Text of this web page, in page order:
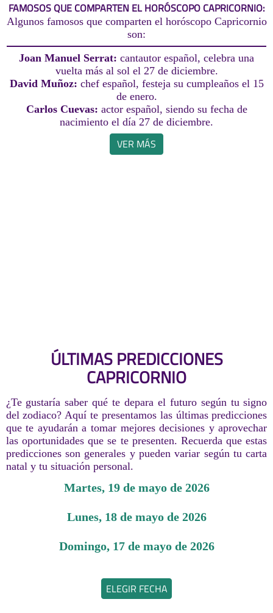
FAMOSOS QUE COMPARTEN EL HORÓSCOPO CAPRICORNIO:
Algunos famosos que comparten el horóscopo Capricornio
son:
Joan Manuel Serrat: cantautor español, celebra una
vuelta más al sol el 27 de diciembre.
David Muñoz: chef español, festeja su cumpleaños el 15
de enero.
Carlos Cuevas: actor español, siendo su fecha de
nacimiento el día 27 de diciembre.
VER MÁS
ÚLTIMAS PREDICCIONES
CAPRICORNIO
¿Te gustaría saber qué te depara el futuro según tu signo
del zodiaco? Aquí te presentamos las últimas predicciones
que te ayudarán a tomar mejores decisiones y aprovechar
las oportunidades que se te presenten. Recuerda que estas
predicciones son generales y pueden variar según tu carta
natal y tu situación personal.
martes, 19 de mayo de 2026
lunes, 18 de mayo de 2026
domingo, 17 de mayo de 2026
ELEGIR FECHA